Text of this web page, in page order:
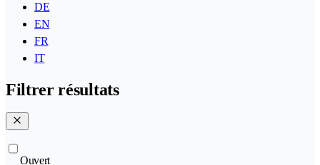
DE
EN
FR
IT
Filtrer résultats
Ouvert